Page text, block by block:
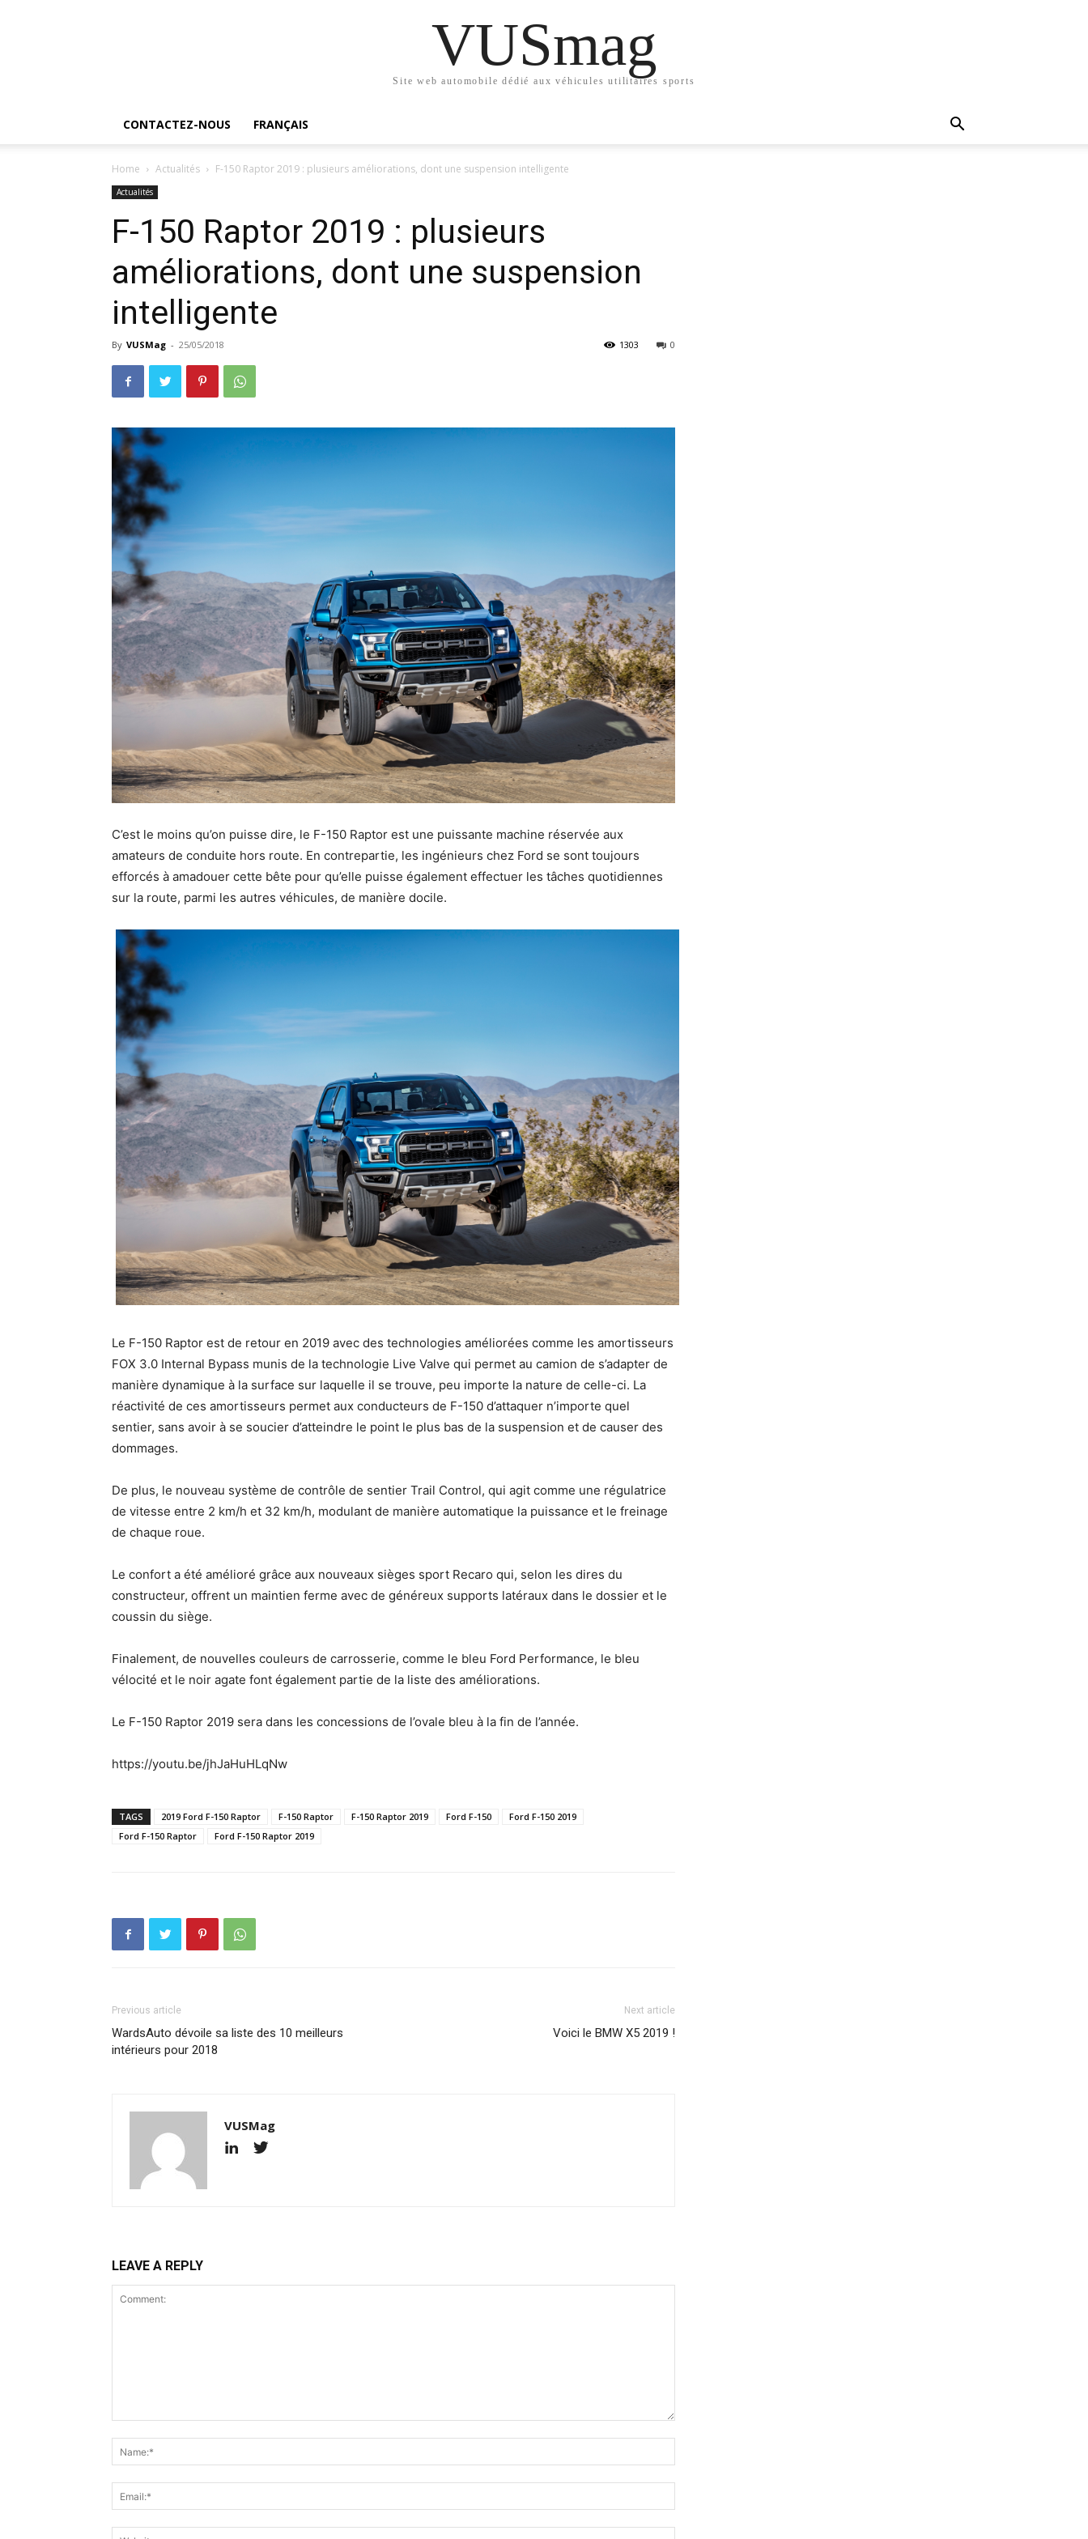
VUSmag
Site web automobile dédié aux véhicules utilitaires sports
CONTACTEZ-NOUS FRANÇAIS
Home Actualités F-150 Raptor 2019 : plusieurs améliorations, dont une suspension intelligente
Actualités
F-150 Raptor 2019 : plusieurs
améliorations, dont une suspension
intelligente
By VUSMag - 25/05/2018 0
1303
C’est le moins qu’on puisse dire, le F-150 Raptor est une puissante machine réservée aux
amateurs de conduite hors route. En contrepartie, les ingénieurs chez Ford se sont toujours
efforcés à amadouer cette bête pour qu’elle puisse également effectuer les tâches quotidiennes
sur la route, parmi les autres véhicules, de manière docile.
Le F-150 Raptor est de retour en 2019 avec des technologies améliorées comme les amortisseurs
FOX 3.0 Internal Bypass munis de la technologie Live Valve qui permet au camion de s’adapter de
manière dynamique à la surface sur laquelle il se trouve, peu importe la nature de celle-ci. La
réactivité de ces amortisseurs permet aux conducteurs de F-150 d’attaquer n’importe quel
sentier, sans avoir à se soucier d’atteindre le point le plus bas de la suspension et de causer des
dommages.
De plus, le nouveau système de contrôle de sentier Trail Control, qui agit comme une régulatrice
de vitesse entre 2 km/h et 32 km/h, modulant de manière automatique la puissance et le freinage
de chaque roue.
Le confort a été amélioré grâce aux nouveaux sièges sport Recaro qui, selon les dires du
constructeur, offrent un maintien ferme avec de généreux supports latéraux dans le dossier et le
coussin du siège.
Finalement, de nouvelles couleurs de carrosserie, comme le bleu Ford Performance, le bleu
vélocité et le noir agate font également partie de la liste des améliorations.
Le F-150 Raptor 2019 sera dans les concessions de l’ovale bleu à la fin de l’année.
https://youtu.be/jhJaHuHLqNw
TAGS 2019 Ford F-150 Raptor F-150 Raptor F-150 Raptor 2019 Ford F-150
Ford F-150 2019
Ford F-150 Raptor
Ford F-150 Raptor 2019
Previous article
WardsAuto dévoile sa liste des 10 meilleurs
intérieurs pour 2018
Next article
Voici le BMW X5 2019 !
VUSMag
LEAVE A REPLY